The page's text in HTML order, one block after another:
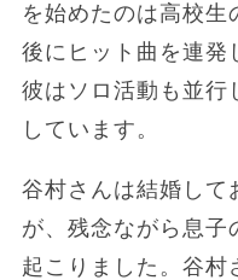
を始めたのは高校生
後にヒット曲を連発
彼はソロ活動も並行
しています。
谷村さんは結婚して
が、残念ながら息子
起こりました。谷村